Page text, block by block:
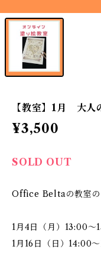
【教室】1月 大人
¥3,500
SOLD OUT
Office Beltaの教室の
1月4日（月）13:00～
1月16日（日）14:00